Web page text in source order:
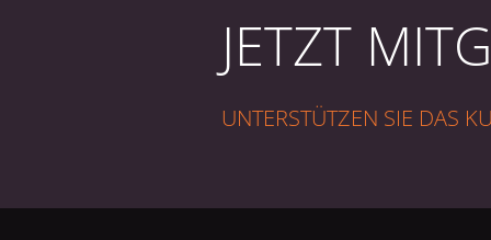
JETZT
UNTERSTÜTZEN SIE DAS